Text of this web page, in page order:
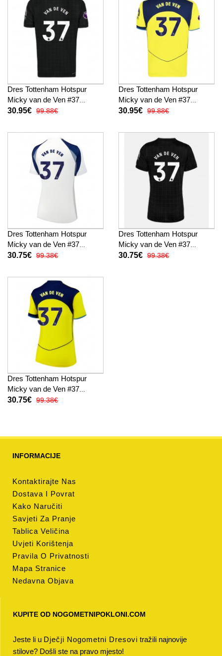
Dres Tottenham Hotspur
Micky van de Ven #37
Gostujuci 2025-26 Kratak
30.95€ 99.88€
Dres Tottenham Hotspur
Micky van de Ven #37
Rezervni 2025-26 Kratak
30.95€ 99.88€
Dres Tottenham Hotspur
Micky van de Ven #37
Domaci za Žensko 2025-26
30.75€ 99.38€
Dres Tottenham Hotspur
Micky van de Ven #37
Gostujuci za Žensko 2025-26
30.75€ 99.38€
Dres Tottenham Hotspur
Micky van de Ven #37
Rezervni za Žensko 2025-26
30.75€ 99.38€
INFORMACIJE
Kontaktirajte Nas
Dostava I Povrat
Kako Naručiti
Savjeti Za Pranje
Tablica Veličina
Uvjeti Korištenja
Pravila O Privatnosti
Mapa Stranice
Nedavna Objava
KUPITE OD NOGOMETNIPOKLONI.COM
Jeste li u Dječji Nogometni Dresovi tražili najnovije
stilove? Došli ste na pravo mjesto!